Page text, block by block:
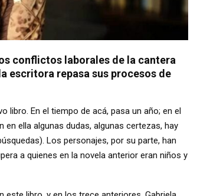
conflictos laborales de la cantera
escritora repasa sus procesos de
libro. En el tiempo de acá, pasa un año; en el
ella algunas dudas, algunas certezas, hay
Los personajes, por su parte, han
a quienes en la novela anterior eran niños y